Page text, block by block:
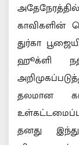
காவிகளின்
துர்கா
ஹூக்ளி
தலமான
தனது